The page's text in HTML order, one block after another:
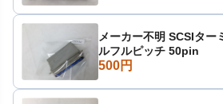
メーカー不明 SCSIター
ルフルピッチ 50pin
500円